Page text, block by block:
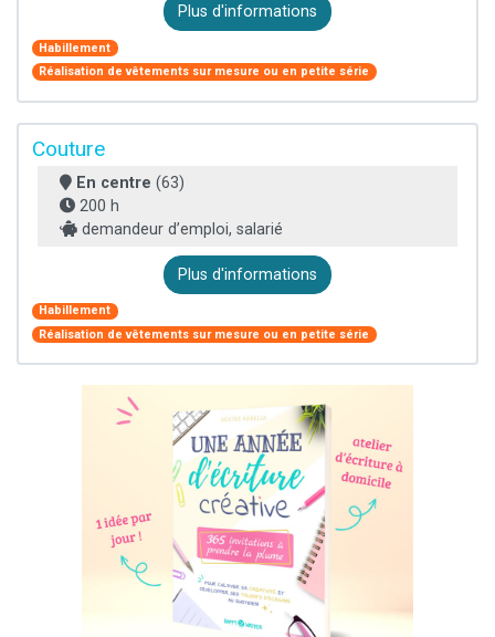
Plus d'informations
Habillement
Réalisation de vêtements sur mesure ou en petite série
Couture
En centre (63)
200 h
demandeur d’emploi, salarié
Plus d'informations
Habillement
Réalisation de vêtements sur mesure ou en petite série